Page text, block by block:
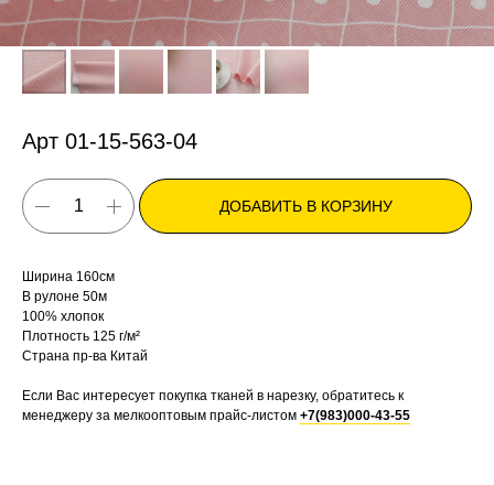
Арт 01-15-563-04
ДОБАВИТЬ В КОРЗИНУ
Ширина 160см
В рулоне 50м
100% хлопок
Плотность 125 г/м²
Страна пр-ва Китай
Если Вас интересует покупка тканей в нарезку, обратитесь к
менеджеру за мелкооптовым прайс-листом +7(983)000-43-55